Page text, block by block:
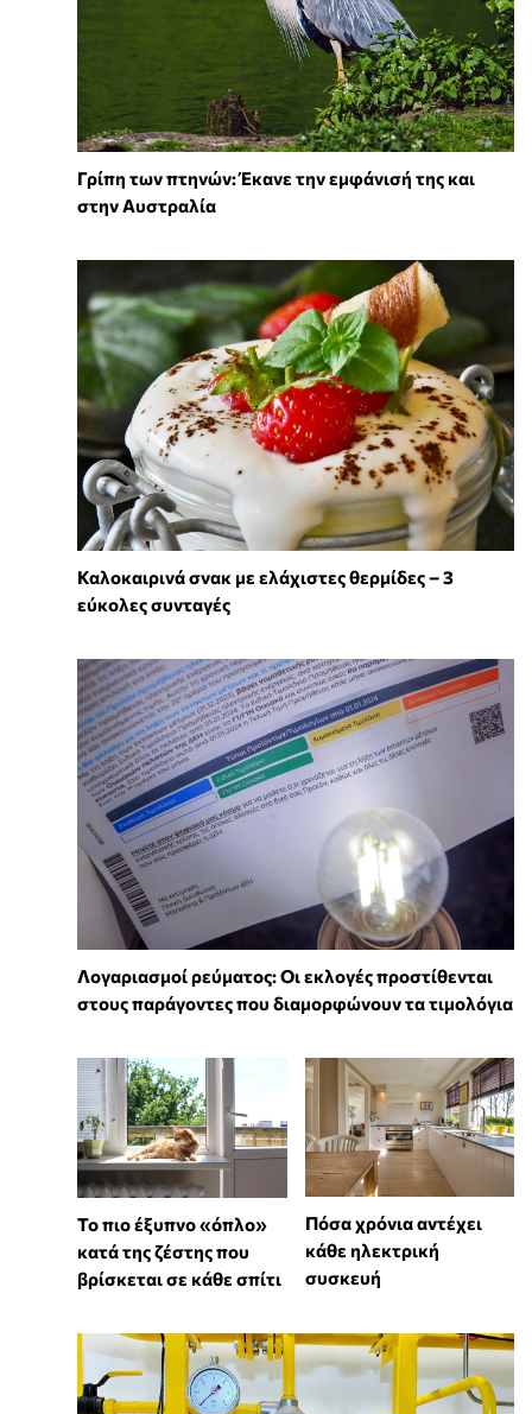
Γρίπη των πτηνών: Έκανε την εμφάνισή της και
στην Αυστραλία
Καλοκαιρινά σνακ με ελάχιστες θερμίδες – 3
εύκολες συνταγές
Λογαριασμοί ρεύματος: Οι εκλογές προστίθενται
στους παράγοντες που διαμορφώνουν τα τιμολόγια
To πιο έξυπνο «όπλο»
κατά της ζέστης που
βρίσκεται σε κάθε σπίτι
Πόσα χρόνια αντέχει
κάθε ηλεκτρική
συσκευή